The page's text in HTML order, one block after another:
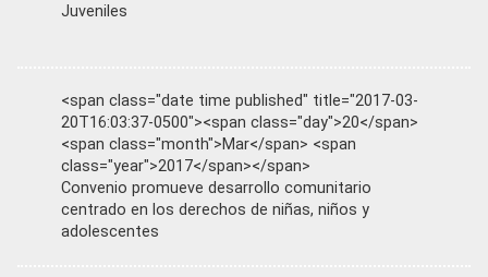
Juveniles
<span class="date time published" title="2017-03-
20T16:03:37-0500"><span class="day">20</span>
<span class="month">Mar</span> <span
class="year">2017</span></span>
Convenio promueve desarrollo comunitario
centrado en los derechos de niñas, niños y
adolescentes